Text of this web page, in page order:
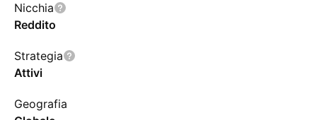
Nicchia
Reddito
Strategia
Attivi
Geografia